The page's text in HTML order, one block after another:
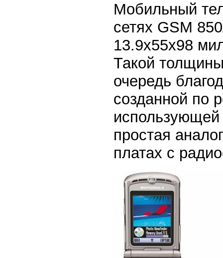
Мобильный
сетях GSM
13.9x55x98
Такой
очередь
созданной по
использующей
простая
платах с